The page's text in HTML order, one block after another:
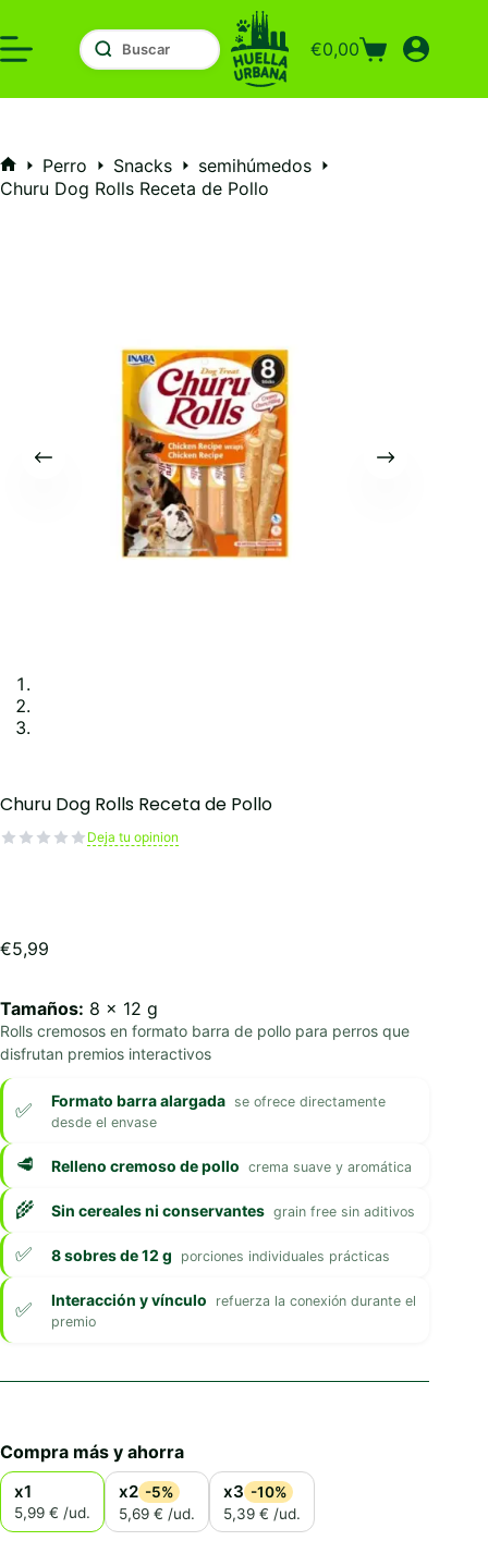
al
contenido
Carro
compra
€0,00
Inicio
Perro Snacks
semihúmedos
Churu Dog Rolls Receta de Pollo
Churu Dog Rolls Receta de Pollo
Deja tu opinion
€5,99
Tamaños: 8 x 12 g
Rolls cremosos en formato barra de pollo para perros que
disfrutan premios interactivos
Formato barra alargada se ofrece directamente
desde el envase
Relleno cremoso de pollo crema suave y aromática
Sin cereales ni conservantes grain free sin aditivos
8 sobres de 12 g porciones individuales prácticas
Interacción y vínculo
refuerza la conexión durante el
premio
Compra más y ahorra
x1
5,99 € /ud.
x2 -5%
5,69 € /ud.
x3 -10%
5,39 € /ud.